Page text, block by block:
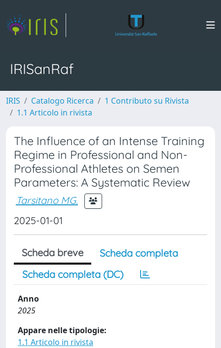
IRISanRaf
IRIS Catalogo Ricerca
1 Contributo su Rivista
1.1 Articolo in rivista
The Influence of an Intense Training
Regime in Professional and Non-
Professional Athletes on Semen
Parameters: A Systematic Review
Tarsitano MG.
2025-01-01
Scheda breve
Scheda completa
Scheda completa (DC)
Anno
2025
Appare nelle tipologie:
1.1 Articolo in rivista